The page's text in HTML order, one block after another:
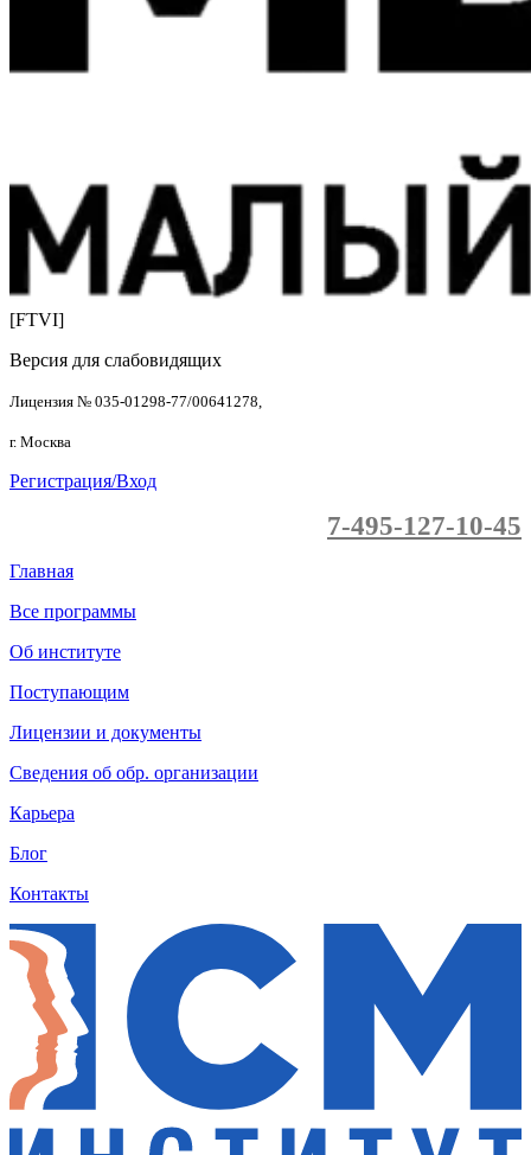
[FTVI]
Версия для слабовидящих
Лицензия № 035-01298-77/00641278,
г. Москва
Регистрация/Вход
7-495-127-10-45
Главная
Все программы
Об институте
Поступающим
Лицензии и документы
Сведения об обр. организации
Карьера
Блог
Контакты